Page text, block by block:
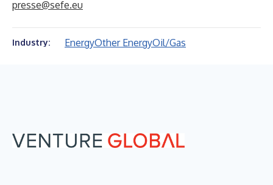
presse@sefe.eu
Industry: EnergyOther EnergyOil/Gas